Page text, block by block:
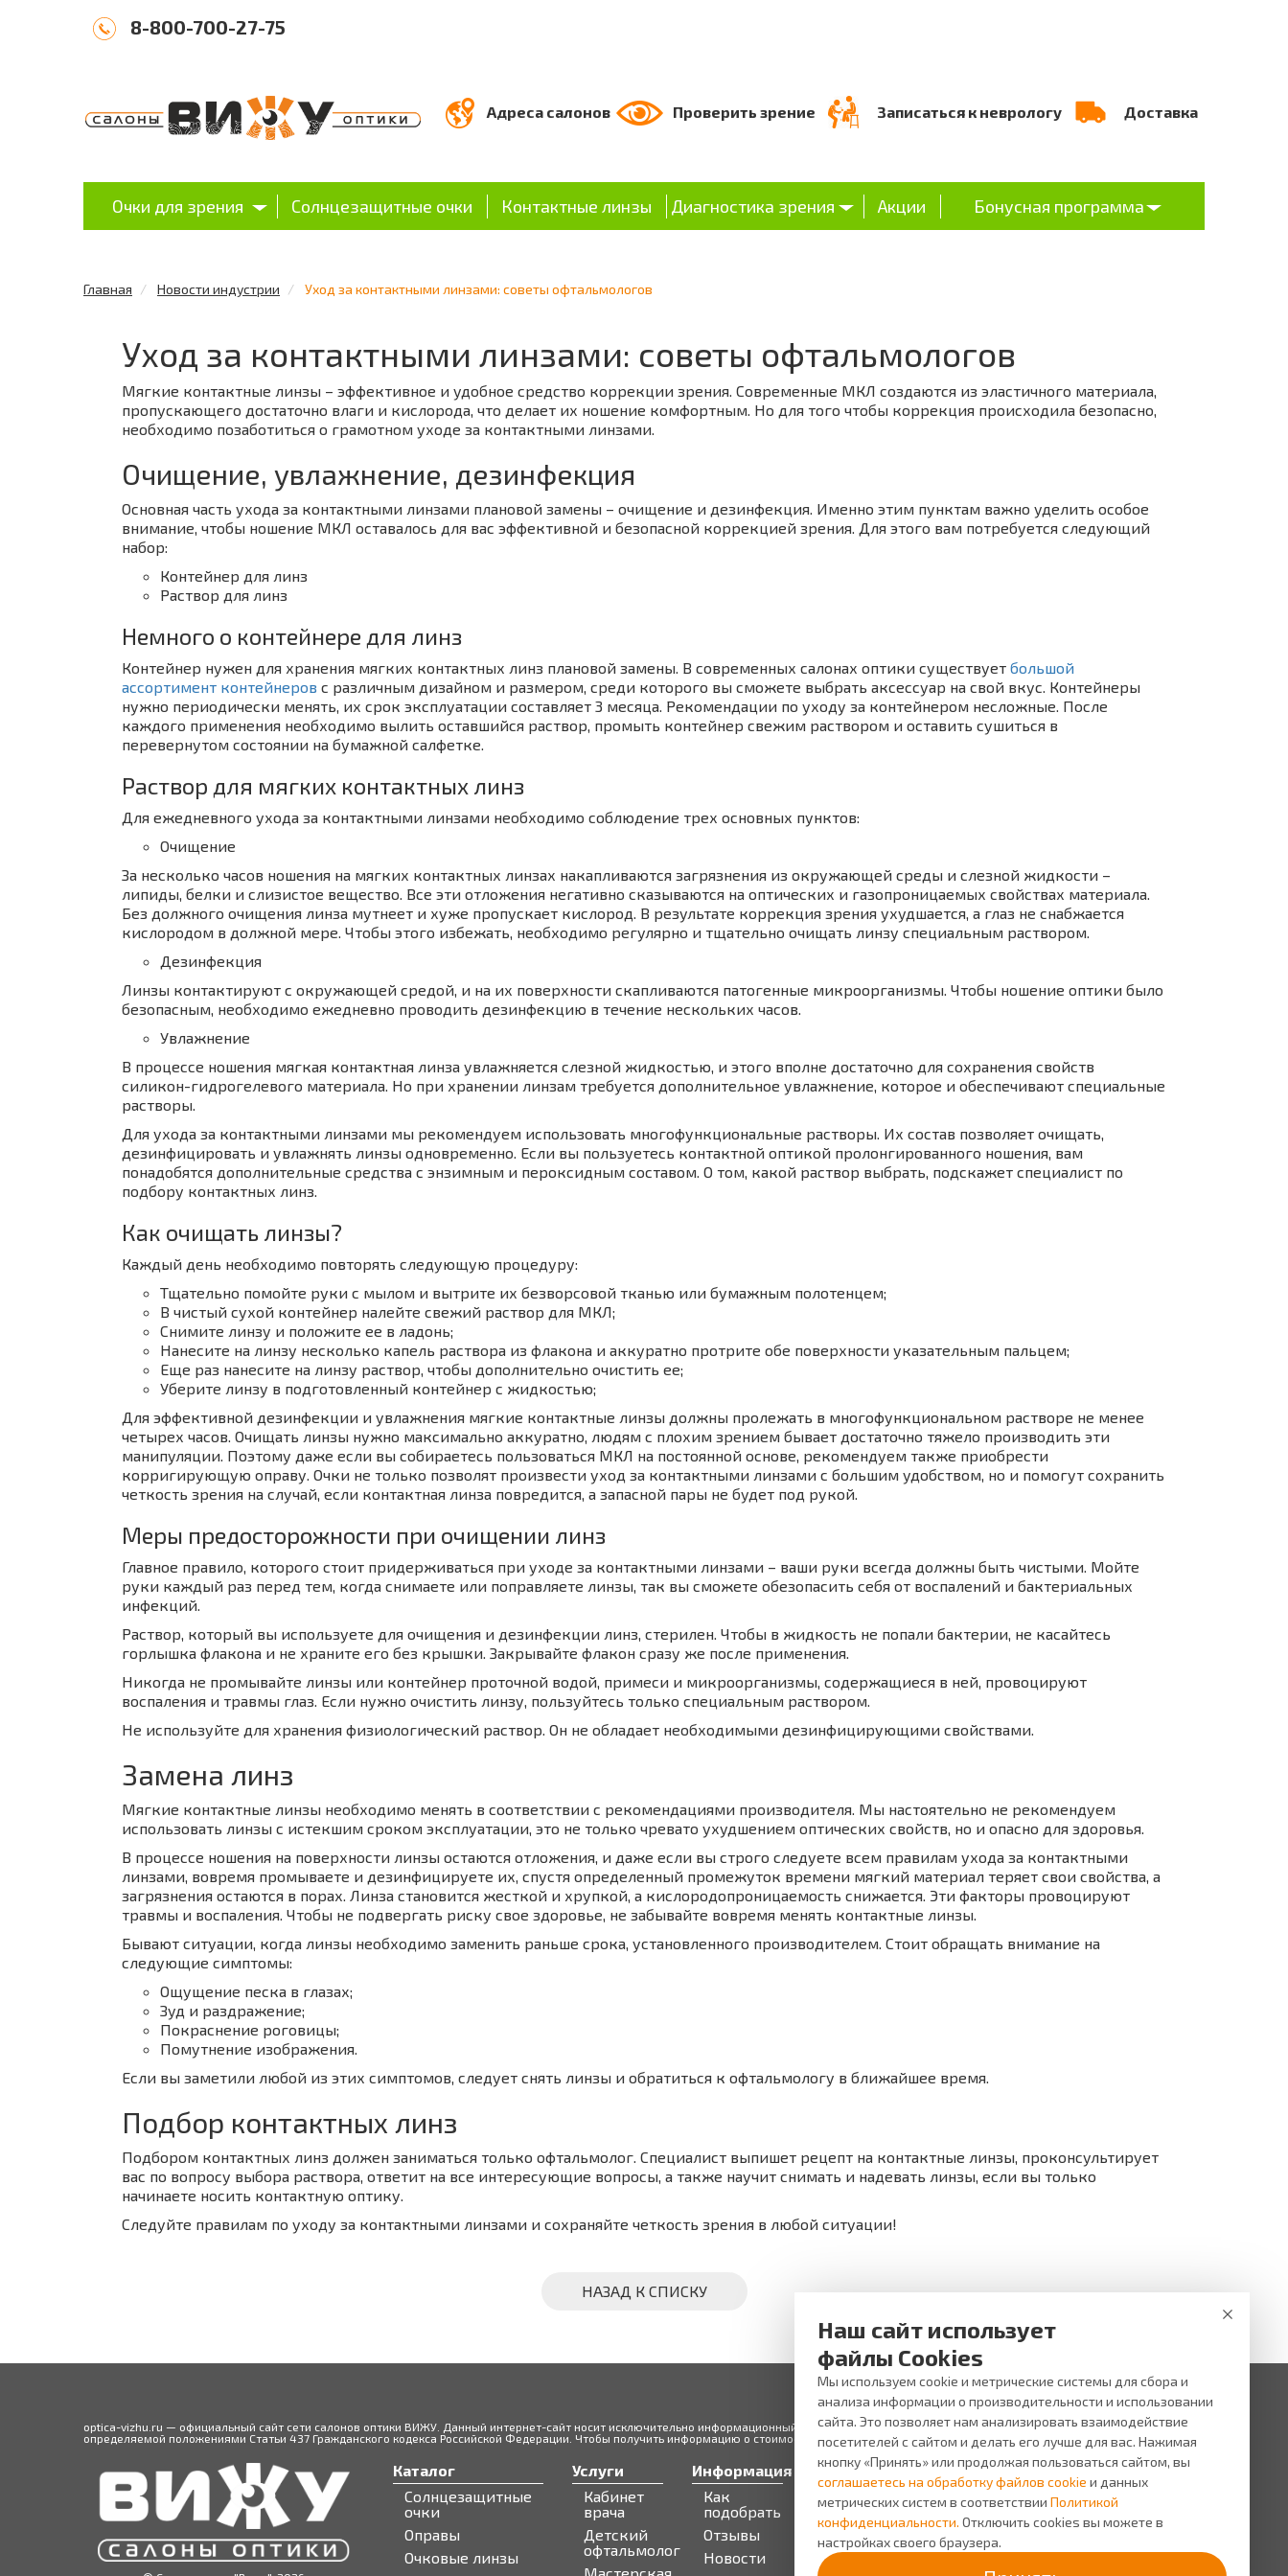
8-800-700-27-75
Адреса салонов Проверить зрение Записаться к неврологу Доставка
Очки для зрения Солнцезащитные очки Контактные линзы Диагностика зрения Акции Бонусная программа
Главная Новости индустрии Уход за контактными линзами: советы офтальмологов
Уход за контактными линзами: советы офтальмологов
Мягкие контактные линзы – эффективное и удобное средство коррекции зрения. Современные МКЛ создаются из эластичного материала,
пропускающего достаточно влаги и кислорода, что делает их ношение комфортным. Но для того чтобы коррекция происходила безопасно,
необходимо позаботиться о грамотном уходе за контактными линзами.
Очищение, увлажнение, дезинфекция
Основная часть ухода за контактными линзами плановой замены – очищение и дезинфекция. Именно этим пунктам важно уделить особое
внимание, чтобы ношение МКЛ оставалось для вас эффективной и безопасной коррекцией зрения. Для этого вам потребуется следующий
набор:
Контейнер для линз
Раствор для линз
Немного о контейнере для линз
Контейнер нужен для хранения мягких контактных линз плановой замены. В современных салонах оптики существует большой
ассортимент контейнеров с различным дизайном и размером, среди которого вы сможете выбрать аксессуар на свой вкус. Контейнеры
нужно периодически менять, их срок эксплуатации составляет 3 месяца. Рекомендации по уходу за контейнером несложные. После
каждого применения необходимо вылить оставшийся раствор, промыть контейнер свежим раствором и оставить сушиться в
перевернутом состоянии на бумажной салфетке.
Раствор для мягких контактных линз
Для ежедневного ухода за контактными линзами необходимо соблюдение трех основных пунктов:
Очищение
За несколько часов ношения на мягких контактных линзах накапливаются загрязнения из окружающей среды и слезной жидкости –
липиды, белки и слизистое вещество. Все эти отложения негативно сказываются на оптических и газопроницаемых свойствах материала.
Без должного очищения линза мутнеет и хуже пропускает кислород. В результате коррекция зрения ухудшается, а глаз не снабжается
кислородом в должной мере. Чтобы этого избежать, необходимо регулярно и тщательно очищать линзу специальным раствором.
Дезинфекция
Линзы контактируют с окружающей средой, и на их поверхности скапливаются патогенные микроорганизмы. Чтобы ношение оптики было
безопасным, необходимо ежедневно проводить дезинфекцию в течение нескольких часов.
Увлажнение
В процессе ношения мягкая контактная линза увлажняется слезной жидкостью, и этого вполне достаточно для сохранения свойств
силикон-гидрогелевого материала. Но при хранении линзам требуется дополнительное увлажнение, которое и обеспечивают специальные
растворы.
Для ухода за контактными линзами мы рекомендуем использовать многофункциональные растворы. Их состав позволяет очищать,
дезинфицировать и увлажнять линзы одновременно. Если вы пользуетесь контактной оптикой пролонгированного ношения, вам
понадобятся дополнительные средства с энзимным и пероксидным составом. О том, какой раствор выбрать, подскажет специалист по
подбору контактных линз.
Как очищать линзы?
Каждый день необходимо повторять следующую процедуру:
Тщательно помойте руки с мылом и вытрите их безворсовой тканью или бумажным полотенцем;
В чистый сухой контейнер налейте свежий раствор для МКЛ;
Снимите линзу и положите ее в ладонь;
Нанесите на линзу несколько капель раствора из флакона и аккуратно протрите обе поверхности указательным пальцем;
Еще раз нанесите на линзу раствор, чтобы дополнительно очистить ее;
Уберите линзу в подготовленный контейнер с жидкостью;
Для эффективной дезинфекции и увлажнения мягкие контактные линзы должны пролежать в многофункциональном растворе не менее
четырех часов. Очищать линзы нужно максимально аккуратно, людям с плохим зрением бывает достаточно тяжело производить эти
манипуляции. Поэтому даже если вы собираетесь пользоваться МКЛ на постоянной основе, рекомендуем также приобрести
корригирующую оправу. Очки не только позволят произвести уход за контактными линзами с большим удобством, но и помогут сохранить
четкость зрения на случай, если контактная линза повредится, а запасной пары не будет под рукой.
Меры предосторожности при очищении линз
Главное правило, которого стоит придерживаться при уходе за контактными линзами – ваши руки всегда должны быть чистыми. Мойте
руки каждый раз перед тем, когда снимаете или поправляете линзы, так вы сможете обезопасить себя от воспалений и бактериальных
инфекций.
Раствор, который вы используете для очищения и дезинфекции линз, стерилен. Чтобы в жидкость не попали бактерии, не касайтесь
горлышка флакона и не храните его без крышки. Закрывайте флакон сразу же после применения.
Никогда не промывайте линзы или контейнер проточной водой, примеси и микроорганизмы, содержащиеся в ней, провоцируют
воспаления и травмы глаз. Если нужно очистить линзу, пользуйтесь только специальным раствором.
Не используйте для хранения физиологический раствор. Он не обладает необходимыми дезинфицирующими свойствами.
Замена линз
Мягкие контактные линзы необходимо менять в соответствии с рекомендациями производителя. Мы настоятельно не рекомендуем
использовать линзы с истекшим сроком эксплуатации, это не только чревато ухудшением оптических свойств, но и опасно для здоровья.
В процессе ношения на поверхности линзы остаются отложения, и даже если вы строго следуете всем правилам ухода за контактными
линзами, вовремя промываете и дезинфицируете их, спустя определенный промежуток времени мягкий материал теряет свои свойства, а
загрязнения остаются в порах. Линза становится жесткой и хрупкой, а кислородопроницаемость снижается. Эти факторы провоцируют
травмы и воспаления. Чтобы не подвергать риску свое здоровье, не забывайте вовремя менять контактные линзы.
Бывают ситуации, когда линзы необходимо заменить раньше срока, установленного производителем. Стоит обращать внимание на
следующие симптомы:
Ощущение песка в глазах;
Зуд и раздражение;
Покраснение роговицы;
Помутнение изображения.
Если вы заметили любой из этих симптомов, следует снять линзы и обратиться к офтальмологу в ближайшее время.
Подбор контактных линз
Подбором контактных линз должен заниматься только офтальмолог. Специалист выпишет рецепт на контактные линзы, проконсультирует
вас по вопросу выбора раствора, ответит на все интересующие вопросы, а также научит снимать и надевать линзы, если вы только
начинаете носить контактную оптику.
Следуйте правилам по уходу за контактными линзами и сохраняйте четкость зрения в любой ситуации!
НАЗАД К СПИСКУ
optica-vizhu.ru — официальный сайт сети салонов оптики ВИЖУ. Данный интернет-сайт носит исключительно информационный характер и ни при каких условиях не является публичной офертой,
определяемой положениями Статьи 437 Гражданского кодекса Российской Федерации. Чтобы получить информацию о стоимости товаров и услуг, пожалуйста, обращайтесь в салоны оптики ВИЖУ.
Каталог
Солнцезащитные
очки
Оправы
Очковые линзы
Услуги
Кабинет
врача
Детский
офтальмолог
Информация
Как
подобрать
Отзывы
Новости
Сервисы
Запись на прием
Бонусная
программа
О компании
О
компании
Новости
Наш сайт использует
файлы Cookies
Мы используем cookie и метрические системы для сбора и
анализа информации о производительности и использовании
сайта. Это позволяет нам анализировать взаимодействие
посетителей с сайтом и делать его лучше для вас. Нажимая
кнопку «Принять» или продолжая пользоваться сайтом, вы
соглашаетесь на обработку файлов cookie и данных
метрических систем в соответствии Политикой
конфиденциальности. Отключить cookies вы можете в
настройках своего браузера.